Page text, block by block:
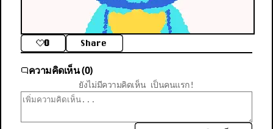
0 Share
ความคิดเห็น (0)
ยังไม่มีความคิดเห็น เป็นคนแรก!